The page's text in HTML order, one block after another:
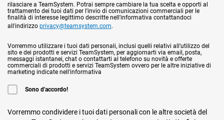
rilasciare a TeamSystem. Potrai sempre cambiare la tua scelta e opporti al
trattamento dei tuoi dati per l'invio di comunicazioni commerciali per le
finalità di interesse legittimo descritte nell'informativa contattandoci
all'indirizzo privacy@teamsystem.com.
Vorremmo utilizzare i tuoi dati personali, inclusi quelli relativi all'utilizzo del
sito e dei prodotti e servizi TeamSystem, per aggiornarti via email, posta,
messaggi istantanei, chat o contattarti al telefono su novità e offerte
commerciali di prodotti e servizi TeamSystem ovvero per le altre iniziative di
marketing indicate nell'informativa
Sono d'accordo!
Vorremmo condividere i tuoi dati personali con le altre società del